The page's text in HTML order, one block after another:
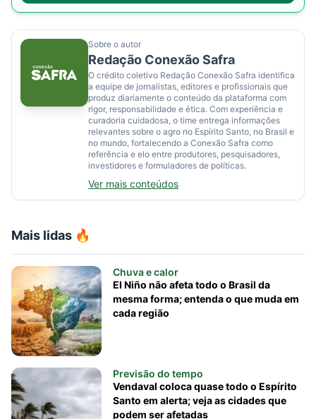
Mais lidas 🔥
Chuva e calor
El Niño não afeta todo o Brasil da
mesma forma; entenda o que muda em
cada região
Previsão do tempo
Vendaval coloca quase todo o Espírito
Santo em alerta; veja as cidades que
podem ser afetadas
Sobre o autor
Redação Conexão Safra
O crédito coletivo Redação Conexão Safra identifica
a equipe de jornalistas, editores e profissionais que
produz diariamente o conteúdo da plataforma com
rigor, responsabilidade e ética. Com experiência e
curadoria cuidadosa, o time entrega informações
relevantes sobre o agro no Espírito Santo, no Brasil e
no mundo, fortalecendo a Conexão Safra como
referência e elo entre produtores, pesquisadores,
investidores e formuladores de políticas.
Ver mais conteúdos